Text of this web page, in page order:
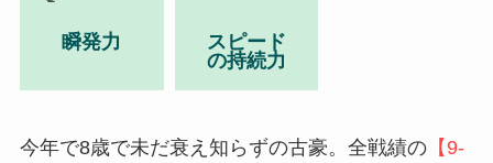
瞬発力
スピード
の持続力
今年で8歳で未だ衰え知らずの古豪。全戦績の【9-